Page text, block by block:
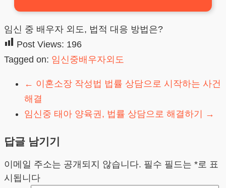
임신 중 배우자 외도, 법적 대응 방법은?
Post Views: 196
Tagged on: 임신중배우자외도
← 이혼소장 작성법 법률 상담으로 시작하는 사건
해결
임신중 태아 양육권, 법률 상담으로 해결하기
→
답글 남기기
이메일 주소는 공개되지 않습니다. 필수 필드는 *로 표
시됩니다